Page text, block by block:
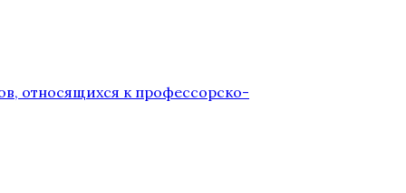
относящихся к профессорско-